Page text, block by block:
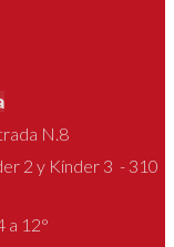
N.8
2 y Kínder 3 - 310
a 12°